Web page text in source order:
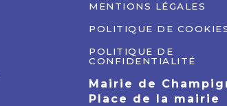
MENTIONS LÉGALES
POLITIQUE DE
POLITIQUE DE
CONFIDENTIALITÉ
Mairie de
Place de la mairie